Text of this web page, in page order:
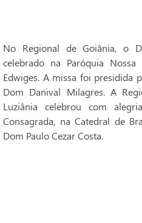
No Regional de Goiânia, o
celebrado na Paróquia
Edwiges. A missa foi presidida
Dom Danival Milagres. A
Luziânia celebrou com
Consagrada, na Catedral de
Dom Paulo Cezar Costa.